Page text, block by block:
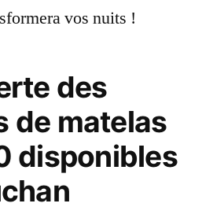
vos nuits !
des
de matelas
disponibles